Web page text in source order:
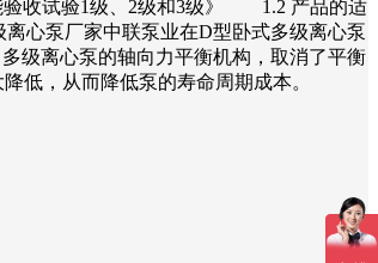
收试验1级、2级和3级》 1.2 产品的适
心泵厂家中联泵业在D型卧式多级离心泵
级离心泵的轴向力平衡机构，取消了平衡
大降低，从而降低泵的寿命周期成本。